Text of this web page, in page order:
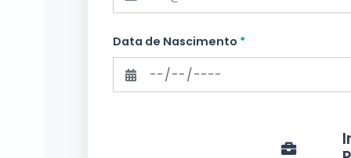
Data de Nascimento *